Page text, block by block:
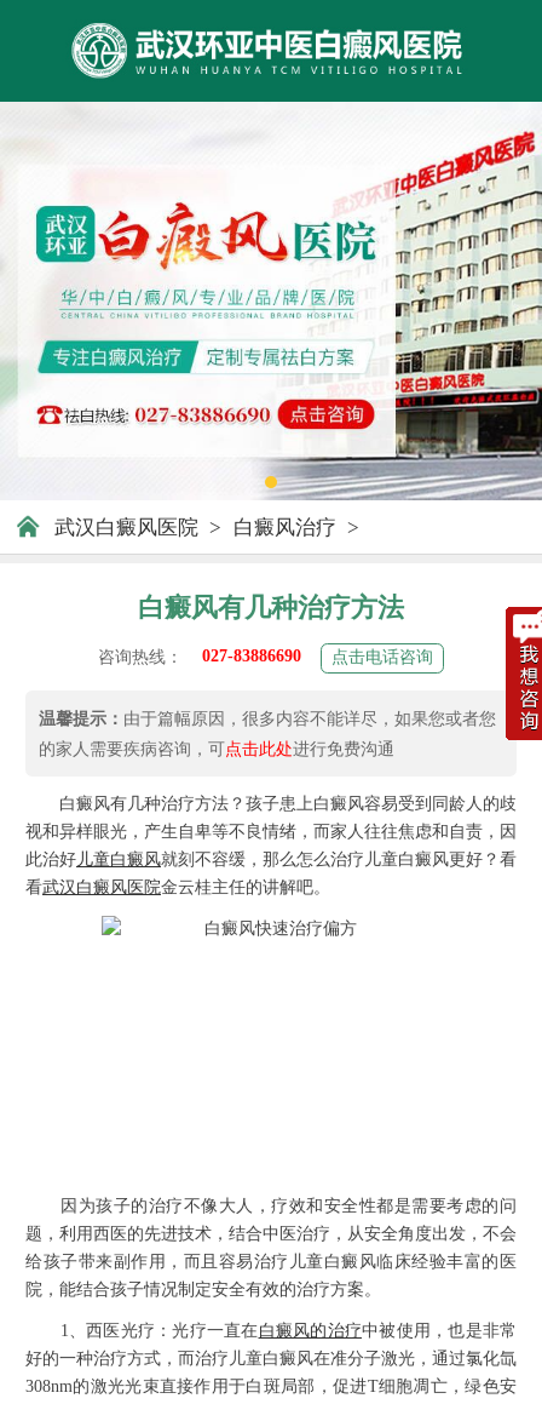
武汉白癜风医院 > 白癜风治疗 >
白癜风有几种治疗方法
咨询热线： 027-83886690 点击电话咨询
温馨提示： 由于篇幅原因，很多内容不能详尽，如果您或者您
的家人需要疾病咨询，可点击此处进行免费沟通
白癜风有几种治疗方法？孩子患上白癜风容易受到同龄人的歧
视和异样眼光，产生自卑等不良情绪，而家人往往焦虑和自责，因
此治好儿童白癜风就刻不容缓，那么怎么治疗儿童白癜风更好？看
看武汉白癜风医院金云桂主任的讲解吧。
因为孩子的治疗不像大人，疗效和安全性都是需要考虑的问
题，利用西医的先进技术，结合中医治疗，从安全角度出发，不会
给孩子带来副作用，而且容易治疗儿童白癜风临床经验丰富的医
院，能结合孩子情况制定安全有效的治疗方案。
1、西医光疗：光疗一直在白癜风的治疗中被使用，也是非常
好的一种治疗方式，而治疗儿童白癜风在准分子激光，通过氯化氙
308nm的激光光束直接作用于白斑局部，促进T细胞凋亡，绿色安